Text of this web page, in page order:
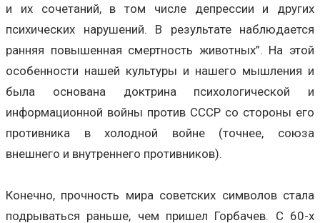
и их сочетаний, в том числе депрессии и других
психических нарушений. В результате наблюдается
ранняя повышенная смертность животных”. На этой
особенности нашей культуры и нашего мышления и
была основана доктрина психологической и
информационной войны против СССР со стороны его
противника в холодной войне (точнее, союза
внешнего и внутреннего противников).
Конечно, прочность мира советских символов стала
подрываться раньше, чем пришел Горбачев. С 60-х